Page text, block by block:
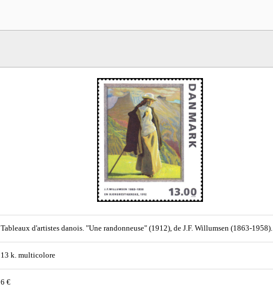
Tableaux d'artistes danois. "Une randonneuse" (1912), de J.F. Willumsen (1863-1958).
13 k. multicolore
6 €